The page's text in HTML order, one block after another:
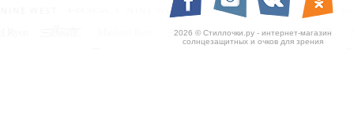
2026 © Стиллочки.ру - интернет-магазин
солнцезащитных и очков для зрения